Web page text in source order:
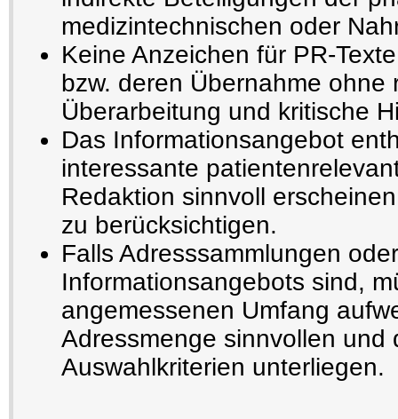
medizintechnischen oder
Keine Anzeichen für PR-
bzw. deren Übernahme ohne
Überarbeitung und kritische
Das Informationsangebot
interessante
Redaktion sinnvoll
zu berücksichtigen.
Falls Adresssammlungen
Informationsangebots sind,
angemessenen Umfang
Adressmenge sinnvollen und
Auswahlkriterien unterliegen.